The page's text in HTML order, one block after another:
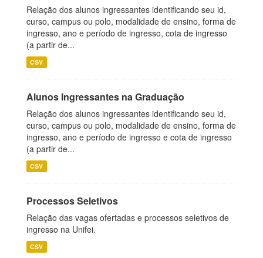
Relação dos alunos ingressantes identificando seu id,
curso, campus ou polo, modalidade de ensino, forma de
ingresso, ano e período de ingresso, cota de ingresso
(a partir de...
CSV
Alunos Ingressantes na Graduação
Relação dos alunos ingressantes identificando seu id,
curso, campus ou polo, modalidade de ensino, forma de
ingresso, ano e período de ingresso e cota de ingresso
(a partir de...
CSV
Processos Seletivos
Relação das vagas ofertadas e processos seletivos de
ingresso na Unifei.
CSV